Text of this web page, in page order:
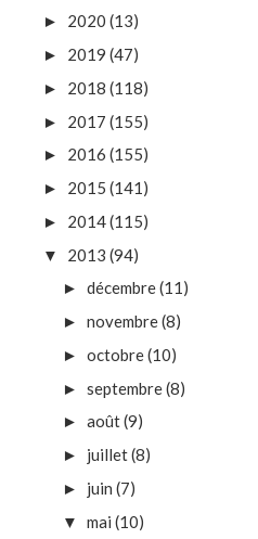
► 2020 (13)
► 2019 (47)
► 2018 (118)
► 2017 (155)
► 2016 (155)
► 2015 (141)
► 2014(115)
▼ 2013 (94)
► décembre(11)
► novembre(8)
► octobre(10)
► septembre(8)
► août(9)
► juillet(8)
► juin (7)
▼ mai (10)